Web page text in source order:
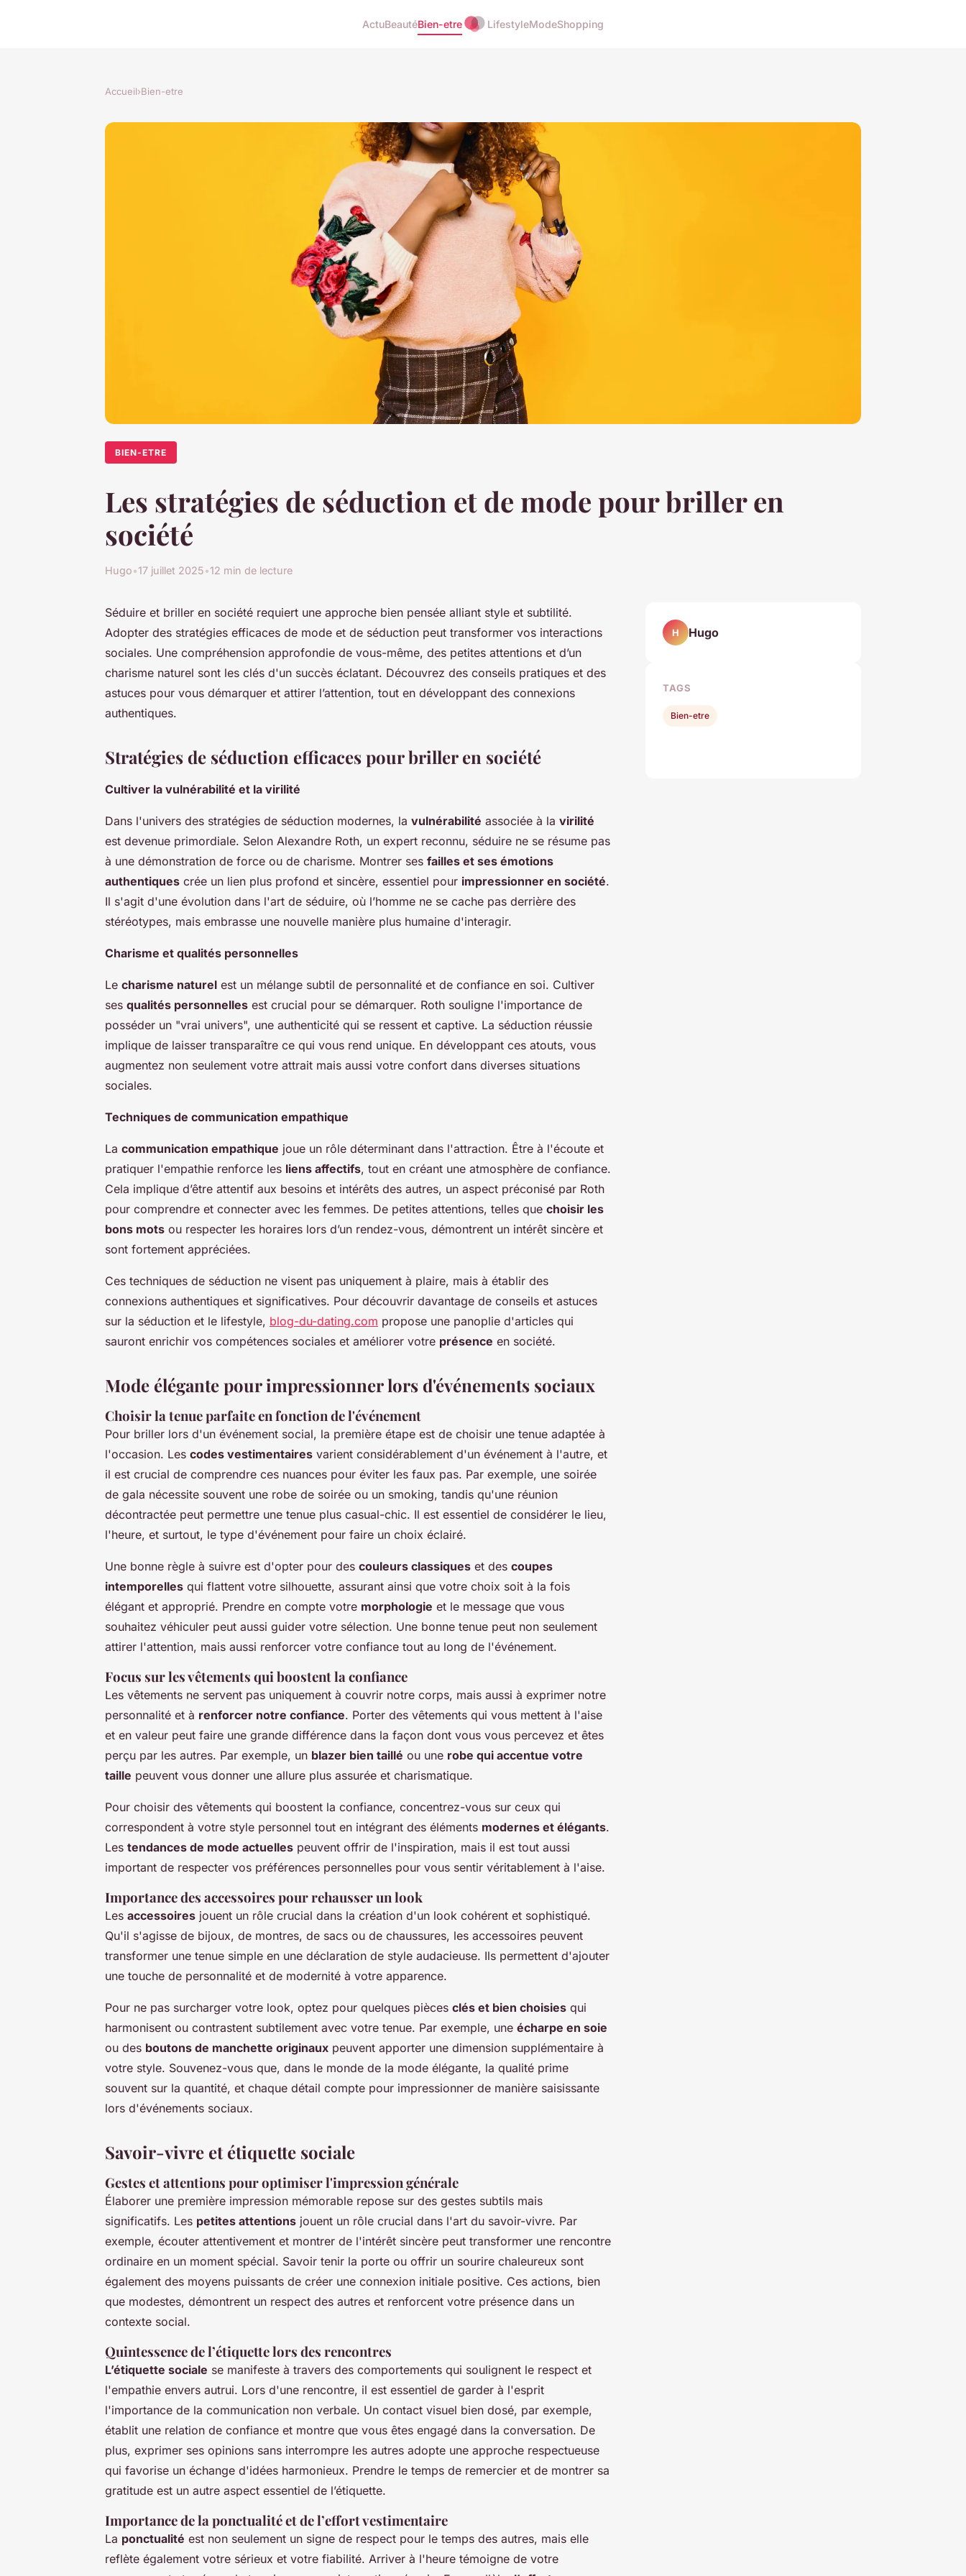
ActuBeautéBien-etre LifestyleModeShopping
Accueil›Bien-etre
BIEN-ETRE
Les stratégies de séduction et de mode pour briller en
société
Hugo•17 juillet 2025•12 min de lecture
Séduire et briller en société requiert une approche bien pensée alliant style et subtilité.
Adopter des stratégies efficaces de mode et de séduction peut transformer vos interactions
sociales. Une compréhension approfondie de vous-même, des petites attentions et d’un
charisme naturel sont les clés d'un succès éclatant. Découvrez des conseils pratiques et des
astuces pour vous démarquer et attirer l’attention, tout en développant des connexions
authentiques.
Stratégies de séduction efficaces pour briller en société
Cultiver la vulnérabilité et la virilité
Dans l'univers des stratégies de séduction modernes, la vulnérabilité associée à la virilité
est devenue primordiale. Selon Alexandre Roth, un expert reconnu, séduire ne se résume pas
à une démonstration de force ou de charisme. Montrer ses failles et ses émotions
authentiques crée un lien plus profond et sincère, essentiel pour impressionner en société.
Il s'agit d'une évolution dans l'art de séduire, où l’homme ne se cache pas derrière des
stéréotypes, mais embrasse une nouvelle manière plus humaine d'interagir.
Charisme et qualités personnelles
Le charisme naturel est un mélange subtil de personnalité et de confiance en soi. Cultiver
ses qualités personnelles est crucial pour se démarquer. Roth souligne l'importance de
posséder un "vrai univers", une authenticité qui se ressent et captive. La séduction réussie
implique de laisser transparaître ce qui vous rend unique. En développant ces atouts, vous
augmentez non seulement votre attrait mais aussi votre confort dans diverses situations
sociales.
Techniques de communication empathique
La communication empathique joue un rôle déterminant dans l'attraction. Être à l'écoute et
pratiquer l'empathie renforce les liens affectifs, tout en créant une atmosphère de confiance.
Cela implique d’être attentif aux besoins et intérêts des autres, un aspect préconisé par Roth
pour comprendre et connecter avec les femmes. De petites attentions, telles que choisir les
bons mots ou respecter les horaires lors d’un rendez-vous, démontrent un intérêt sincère et
sont fortement appréciées.
Ces techniques de séduction ne visent pas uniquement à plaire, mais à établir des
connexions authentiques et significatives. Pour découvrir davantage de conseils et astuces
sur la séduction et le lifestyle, blog-du-dating.com propose une panoplie d'articles qui
sauront enrichir vos compétences sociales et améliorer votre présence en société.
Mode élégante pour impressionner lors d'événements sociaux
Choisir la tenue parfaite en fonction de l'événement
Pour briller lors d'un événement social, la première étape est de choisir une tenue adaptée à
l'occasion. Les codes vestimentaires varient considérablement d'un événement à l'autre, et
il est crucial de comprendre ces nuances pour éviter les faux pas. Par exemple, une soirée
de gala nécessite souvent une robe de soirée ou un smoking, tandis qu'une réunion
décontractée peut permettre une tenue plus casual-chic. Il est essentiel de considérer le lieu,
l'heure, et surtout, le type d'événement pour faire un choix éclairé.
Une bonne règle à suivre est d'opter pour des couleurs classiques et des coupes
intemporelles qui flattent votre silhouette, assurant ainsi que votre choix soit à la fois
élégant et approprié. Prendre en compte votre morphologie et le message que vous
souhaitez véhiculer peut aussi guider votre sélection. Une bonne tenue peut non seulement
attirer l'attention, mais aussi renforcer votre confiance tout au long de l'événement.
Focus sur les vêtements qui boostent la confiance
Les vêtements ne servent pas uniquement à couvrir notre corps, mais aussi à exprimer notre
personnalité et à renforcer notre confiance. Porter des vêtements qui vous mettent à l'aise
et en valeur peut faire une grande différence dans la façon dont vous vous percevez et êtes
perçu par les autres. Par exemple, un blazer bien taillé ou une robe qui accentue votre
taille peuvent vous donner une allure plus assurée et charismatique.
Pour choisir des vêtements qui boostent la confiance, concentrez-vous sur ceux qui
correspondent à votre style personnel tout en intégrant des éléments modernes et élégants.
Les tendances de mode actuelles peuvent offrir de l'inspiration, mais il est tout aussi
important de respecter vos préférences personnelles pour vous sentir véritablement à l'aise.
Importance des accessoires pour rehausser un look
Les accessoires jouent un rôle crucial dans la création d'un look cohérent et sophistiqué.
Qu'il s'agisse de bijoux, de montres, de sacs ou de chaussures, les accessoires peuvent
transformer une tenue simple en une déclaration de style audacieuse. Ils permettent d'ajouter
une touche de personnalité et de modernité à votre apparence.
Pour ne pas surcharger votre look, optez pour quelques pièces clés et bien choisies qui
harmonisent ou contrastent subtilement avec votre tenue. Par exemple, une écharpe en soie
ou des boutons de manchette originaux peuvent apporter une dimension supplémentaire à
votre style. Souvenez-vous que, dans le monde de la mode élégante, la qualité prime
souvent sur la quantité, et chaque détail compte pour impressionner de manière saisissante
lors d'événements sociaux.
Savoir-vivre et étiquette sociale
Gestes et attentions pour optimiser l'impression générale
Élaborer une première impression mémorable repose sur des gestes subtils mais
significatifs. Les petites attentions jouent un rôle crucial dans l'art du savoir-vivre. Par
exemple, écouter attentivement et montrer de l'intérêt sincère peut transformer une rencontre
ordinaire en un moment spécial. Savoir tenir la porte ou offrir un sourire chaleureux sont
également des moyens puissants de créer une connexion initiale positive. Ces actions, bien
que modestes, démontrent un respect des autres et renforcent votre présence dans un
contexte social.
Quintessence de l’étiquette lors des rencontres
L’étiquette sociale se manifeste à travers des comportements qui soulignent le respect et
l'empathie envers autrui. Lors d'une rencontre, il est essentiel de garder à l'esprit
l'importance de la communication non verbale. Un contact visuel bien dosé, par exemple,
établit une relation de confiance et montre que vous êtes engagé dans la conversation. De
plus, exprimer ses opinions sans interrompre les autres adopte une approche respectueuse
qui favorise un échange d'idées harmonieux. Prendre le temps de remercier et de montrer sa
gratitude est un autre aspect essentiel de l’étiquette.
Importance de la ponctualité et de l’effort vestimentaire
La ponctualité est non seulement un signe de respect pour le temps des autres, mais elle
reflète également votre sérieux et votre fiabilité. Arriver à l'heure témoigne de votre
H Hugo
TAGS
Bien-etre